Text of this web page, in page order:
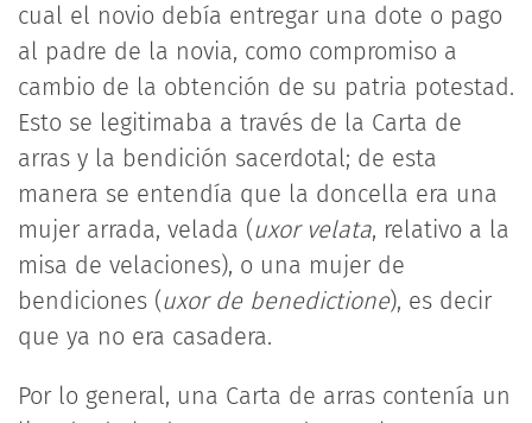
cual el novio debía entregar una dote o pago
al padre de la novia, como compromiso a
cambio de la obtención de su patria potestad.
Esto se legitimaba a través de la Carta de
arras y la bendición sacerdotal; de esta
manera se entendía que la doncella era una
mujer arrada, velada (uxor velata, relativo a la
misa de velaciones), o una mujer de
bendiciones (uxor de benedictione), es decir
que ya no era casadera.
Por lo general, una Carta de arras contenía un